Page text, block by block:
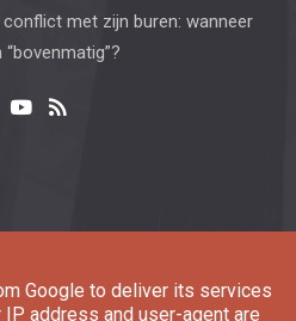
met zijn buren: wanneer
|UP-TO-DATE WebDesign
Google to deliver its services
IP address and user-agent are